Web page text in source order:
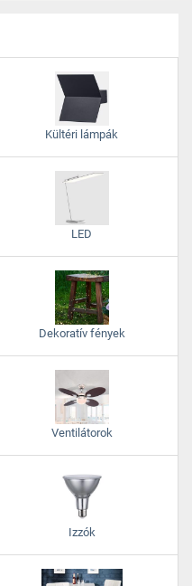
Kültéri lámpák
LED
Dekoratív fények
Ventilátorok
Izzók